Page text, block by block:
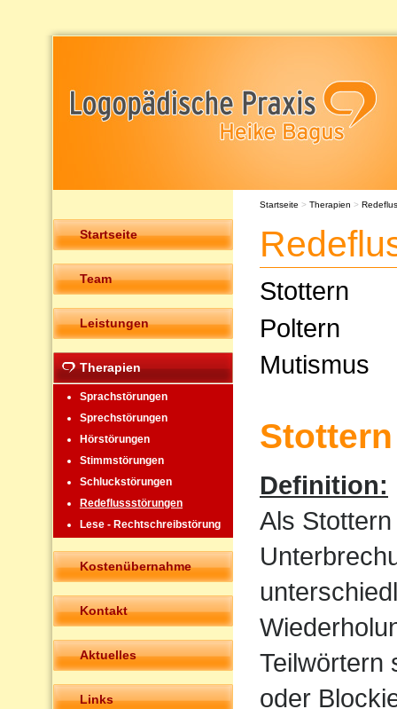
Startseite
Team
Leistungen
Therapien
Sprachstörungen
Sprechstörungen
Hörstörungen
Stimmstörungen
Schluckstörungen
Redeflussstörungen
Lese - Rechtschreibstörung
Kostenübernahme
Kontakt
Aktuelles
Links
Startseite > Therapien >
Stottern
Poltern
Mutismus
Stottern
Definition:
Als
Teilwörtern
oder